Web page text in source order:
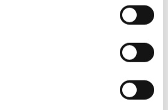
und möglich. Derzeit bremsen unklare
die Investitionen in E-
von T&E setzt für E-Autos und
ist.
Hier müssten im Sinne einer